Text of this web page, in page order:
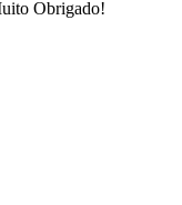
Obrigado!